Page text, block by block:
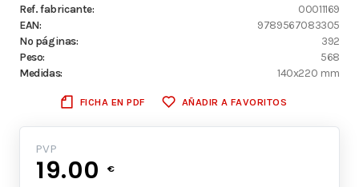
Ref. fabricante:
00011169
EAN:
9789567083305
Nº páginas:
392
Peso:
568
Medidas:
140x220 mm
FICHA EN PDF AÑADIR A FAVORITOS
PVP
19.00 €